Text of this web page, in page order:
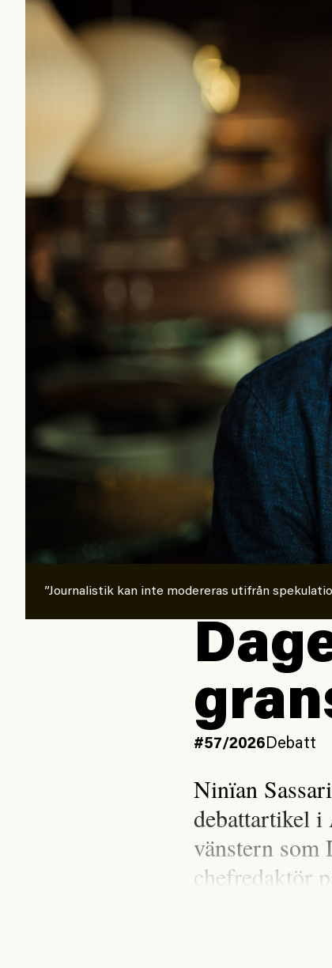
”Journalistik kan inte modereras utifrån
#57/2026Debatt
Ninïan
debattartikel i
vänstern som
chefredaktör
Syndikalisterna,